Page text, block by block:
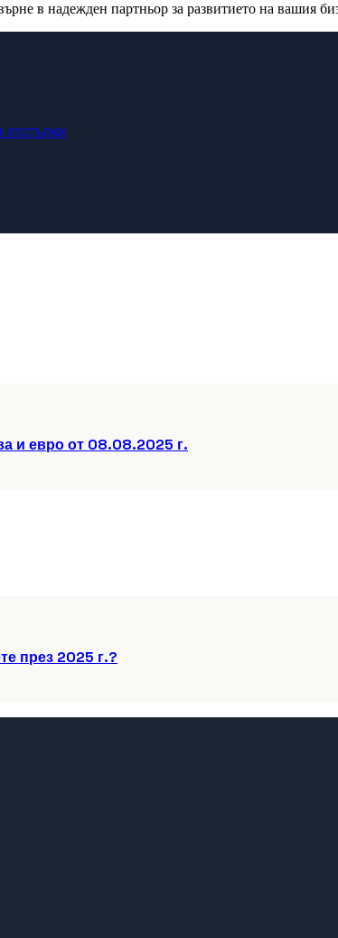
в надежден партньор за развитието на вашия
и евро от 08.08.2025 г.
през 2025 г.?